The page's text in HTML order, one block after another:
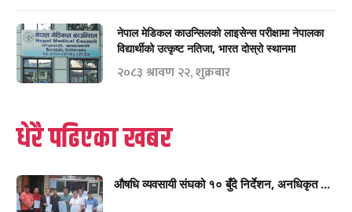
नेपाल मेडिकल काउन्सिलको लाइसेन्स परीक्षामा नेपालका
विद्यार्थीको उत्कृष्ट नतिजा, भारत दोस्रो स्थानमा
२०८३ श्रावण २२, शुक्रबार
धेरै पढिएका खबर
औषधि व्यवसायी संघको १० बुँदे निर्देशन, अनधिकृत ...